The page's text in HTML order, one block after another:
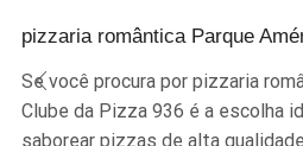
pizzaria romântica Parque
Se você procura por pizzaria
Clube da Pizza 936 é a escolha
saborear pizzas de alta